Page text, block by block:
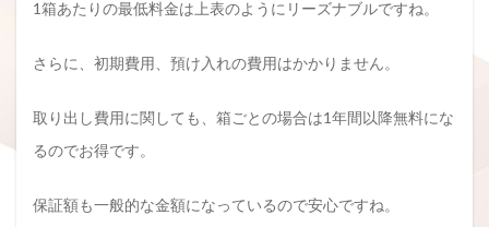
1箱あたりの最低料金は上表のようにリーズナブルですね。
さらに、初期費用、預け入れの費用はかかりません。
取り出し費用に関しても、箱ごとの場合は1年間以降無料にな
るのでお得です。
保証額も一般的な金額になっているので安心ですね。